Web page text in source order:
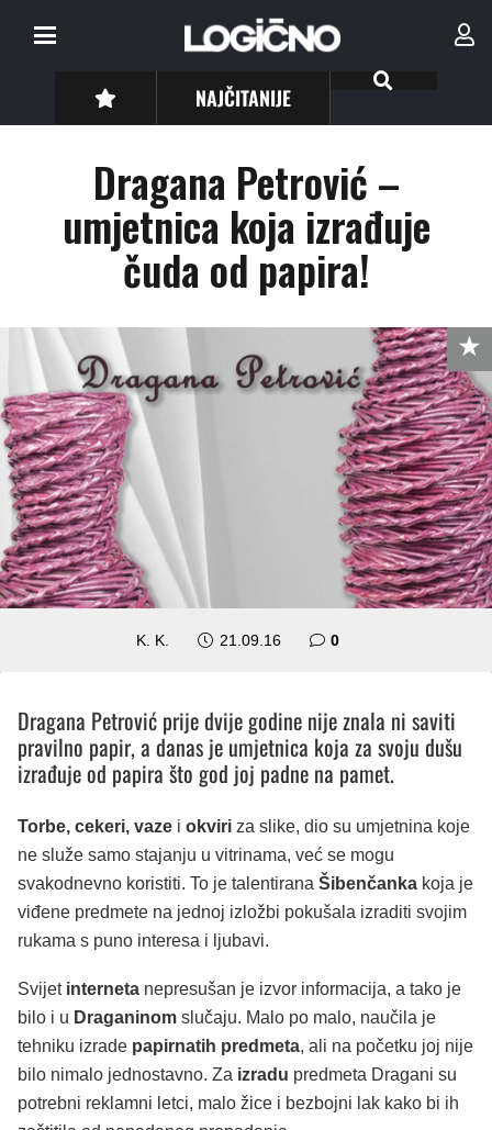
NAJČITANIJE
Dragana Petrović –
umjetnica koja izrađuje
čuda od papira!
K. K. 21.09.16 0
Dragana Petrović prije dvije godine nije znala ni saviti
pravilno papir, a danas je umjetnica koja za svoju dušu
izrađuje od papira što god joj padne na pamet.
Torbe, cekeri, vaze i okviri za slike, dio su umjetnina koje
ne služe samo stajanju u vitrinama, već se mogu
svakodnevno koristiti. To je talentirana Šibenčanka koja je
viđene predmete na jednoj izložbi pokušala izraditi svojim
rukama s puno interesa i ljubavi.
Svijet interneta nepresušan je izvor informacija, a tako je
bilo i u Draganinom slučaju. Malo po malo, naučila je
tehniku izrade papirnatih predmeta, ali na početku joj nije
bilo nimalo jednostavno. Za izradu predmeta Dragani su
potrebni reklamni letci, malo žice i bezbojni lak kako bi ih